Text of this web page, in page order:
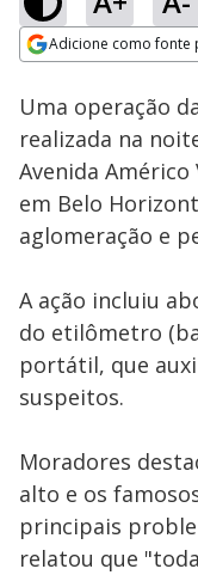
Adicione como fonte
Ativar
Loaded :
15.45%
Uma operação
realizada na
Avenida
em Belo
aglomeração e
A ação incluiu
do etilômetro
portátil, que
suspeitos.
Moradores
alto e os
principais
relatou que